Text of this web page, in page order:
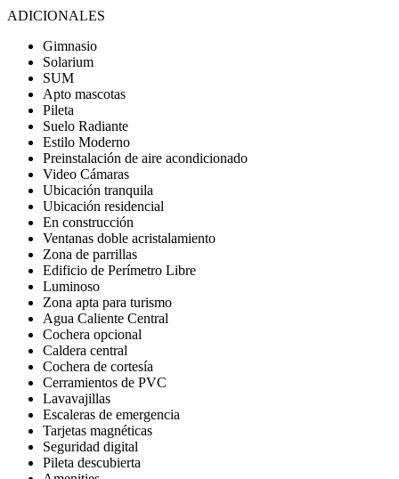
ADICIONALES
Gimnasio
Solarium
SUM
Apto mascotas
Pileta
Suelo Radiante
Estilo Moderno
Preinstalación de aire acondicionado
Video Cámaras
Ubicación tranquila
Ubicación residencial
En construcción
Ventanas doble acristalamiento
Zona de parrillas
Edificio de Perímetro Libre
Luminoso
Zona apta para turismo
Agua Caliente Central
Cochera opcional
Caldera central
Cochera de cortesía
Cerramientos de PVC
Lavavajillas
Escaleras de emergencia
Tarjetas magnéticas
Seguridad digital
Pileta descubierta